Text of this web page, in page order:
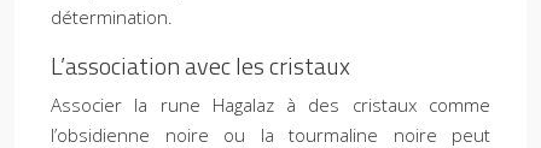
détermination.
L’association avec les cristaux
Associer la rune Hagalaz à des cristaux comme
l’obsidienne noire ou la tourmaline noire peut